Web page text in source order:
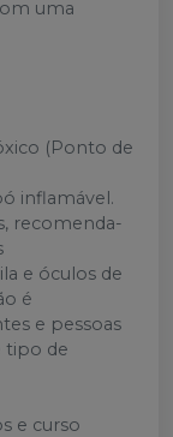
uma
(Ponto de
inflamável.
recomenda-
e óculos de
é
e pessoas
tipo de
e curso